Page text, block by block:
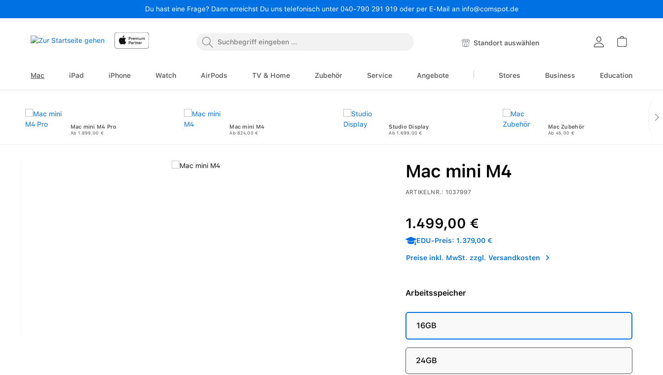
Du hast eine Frage? Dann erreichst Du uns telefonisch unter 040-790 291 919 oder per E-Mail an info@comspot.de
Standort auswählen
Mac iPad iPhone Watch AirPods TV & Home Zubehör Service Angebote Stores Business Education
Mac mini M4 Pro
Ab 1.899,00 €
Mac mini M4
Ab 824,00 €
Studio Display
Ab 1.699,00 €
Mac Zubehör
Ab 45,00 €
Mac mini M4
ARTIKELNR.: 1037997
Regulärer Preis:
1.499,00 €
EDU-Preis: 1.379,00 €
Preise inkl. MwSt. zzgl. Versandkosten
Arbeitsspeicher
16GB
24GB